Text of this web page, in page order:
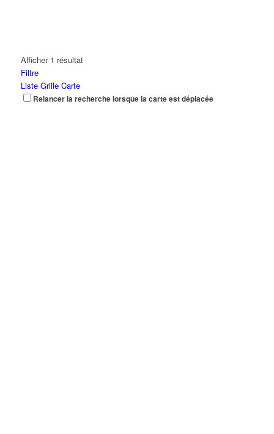
Afficher 1 résultat
Filtre
Liste Grille Carte
Relancer la recherche lorsque la carte est déplacée